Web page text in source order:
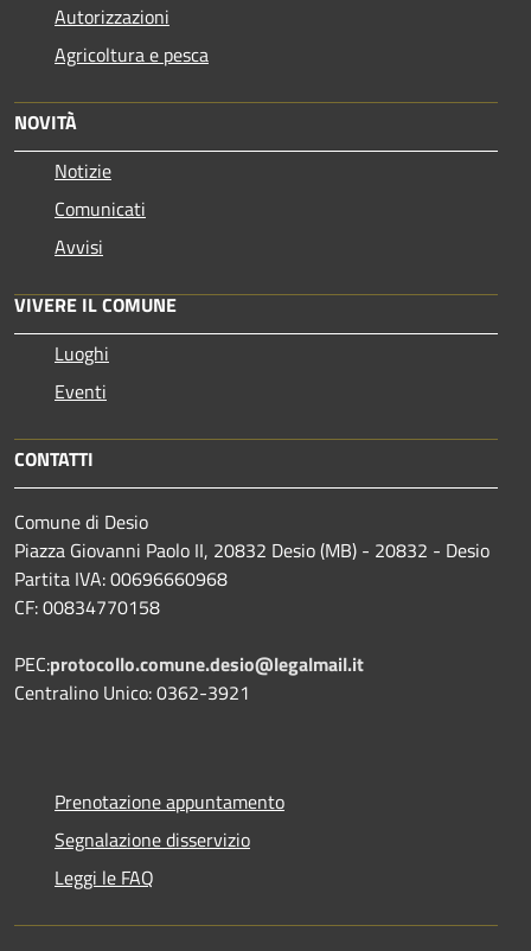
Autorizzazioni
Agricoltura e pesca
NOVITÀ
Notizie
Comunicati
Avvisi
VIVERE IL COMUNE
Luoghi
Eventi
CONTATTI
Comune di Desio
Piazza Giovanni Paolo II, 20832 Desio (MB) - 20832 - Desio
Partita IVA: 00696660968
CF: 00834770158
PEC:protocollo.comune.desio@legalmail.it
Centralino Unico: 0362-3921
Prenotazione appuntamento
Segnalazione disservizio
Leggi le FAQ